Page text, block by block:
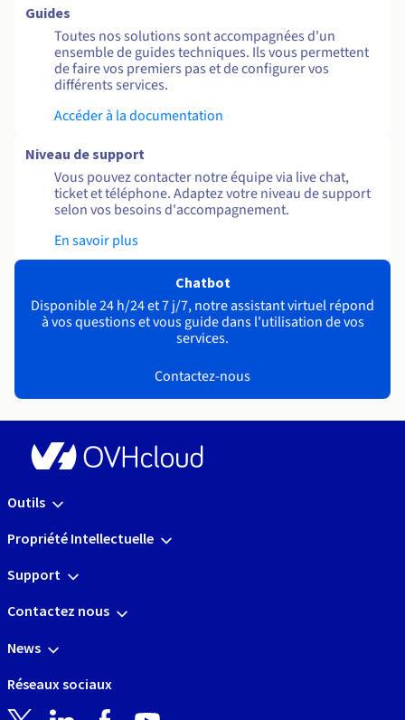
Guides
Toutes nos solutions sont accompagnées d'un
ensemble de guides techniques. Ils vous permettent
de faire vos premiers pas et de configurer vos
différents services.
Accéder à la documentation
Niveau de support
Vous pouvez contacter notre équipe via live chat,
ticket et téléphone. Adaptez votre niveau de support
selon vos besoins d'accompagnement.
En savoir plus
Chatbot
Disponible 24 h/24 et 7 j/7, notre assistant virtuel répond
à vos questions et vous guide dans l'utilisation de vos
services.
Contactez-nous
Outils
Propriété Intellectuelle
Support
Contactez nous
News
Réseaux sociaux